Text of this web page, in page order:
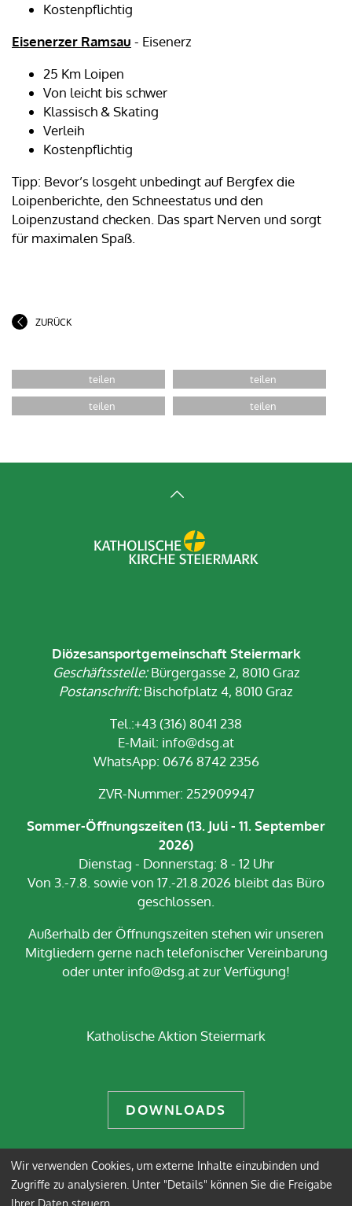
Kostenpflichtig
Eisenerzer Ramsau - Eisenerz
25 Km Loipen
Von leicht bis schwer
Klassisch & Skating
Verleih
Kostenpflichtig
Tipp: Bevor’s losgeht unbedingt auf Bergfex die
Loipenberichte, den Schneestatus und den
Loipenzustand checken. Das spart Nerven und sorgt
für maximalen Spaß.
ZURÜCK
Diözesansportgemeinschaft Steiermark
Geschäftsstelle:Bürgergasse 2, 8010 Graz
Postanschrift:Bischofplatz 4, 8010 Graz
Tel.:+43 (316) 8041 238
E-Mail: info@dsg.at
WhatsApp: 0676 8742 2356
ZVR-Nummer: 252909947
Sommer-Öffnungszeiten (13. Juli - 11. September
2026)
Dienstag - Donnerstag: 8 - 12 Uhr
Von 3.-7.8. sowie von 17.-21.8.2026 bleibt das Büro
geschlossen.
Außerhalb der Öffnungszeiten stehen wir unseren
Mitgliedern gerne nach telefonischer Vereinbarung
oder unter info@dsg.at zur Verfügung!
Katholische Aktion Steiermark
DOWNLOADS
Impressum Datenschutz
Wir verwenden Cookies, um externe Inhalte einzubinden und
Zugriffe zu analysieren. Unter "Details" können Sie die Freigabe
Ihrer Daten steuern.